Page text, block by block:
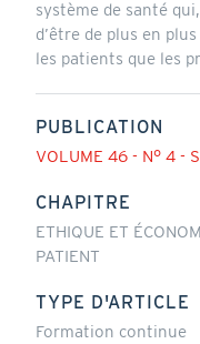
système de santé
d’être de plus en
les patients que les
PUBLICATION
VOLUME 46 - N° 4 -
CHAPITRE
ETHIQUE ET
PATIENT
TYPE D'ARTICLE
Formation continue